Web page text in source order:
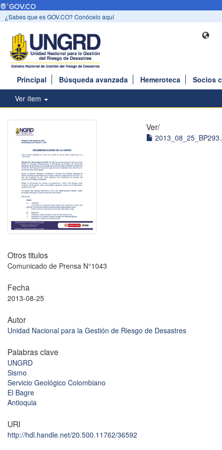
¿Sabes que es GOV.CO? Conócelo aquí
Principal Búsqueda avanzada Hemeroteca
Socios
Ver ítem
Ver/
Otros titulos
Comunicado de Prensa N°1043
Fecha
2013-08-25
Autor
Unidad Nacional para la Gestión de Riesgo de Desastres
Palabras clave
UNGRD
Sismo
Servicio Geológico Colombiano
El Bagre
Antioquia
URI
http://hdl.handle.net/20.500.11762/36592